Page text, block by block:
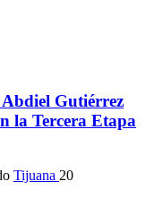
Gutiérrez
la Tercera Etapa
Tijuana 20